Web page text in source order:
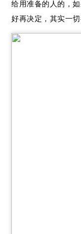
给用准备的人的，
好再决定，其实一切